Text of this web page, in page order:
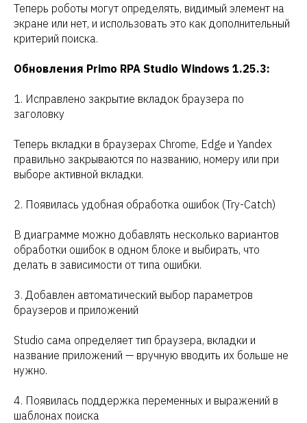
Теперь роботы могут определять, видимый элемент на
экране или нет, и использовать это как дополнительный
критерий поиска.
Обновления Primo RPA Studio Windows 1.25.3:
1. Исправлено закрытие вкладок браузера по
заголовку
Теперь вкладки в браузерах Chrome, Edge и Yandex
правильно закрываются по названию, номеру или при
выборе активной вкладки.
2. Появилась удобная обработка ошибок (Try-Catch)
В диаграмме можно добавлять несколько вариантов
обработки ошибок в одном блоке и выбирать, что
делать в зависимости от типа ошибки.
3. Добавлен автоматический выбор параметров
браузеров и приложений
Studio сама определяет тип браузера, вкладки и
название приложений — вручную вводить их больше не
нужно.
4. Появилась поддержка переменных и выражений в
шаблонах поиска